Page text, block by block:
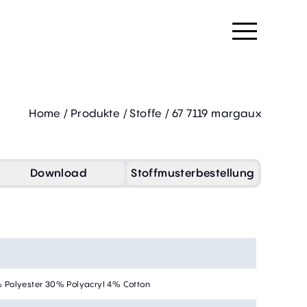
Home / Produkte / Stoffe /67 7119 margaux
Download Stoffmusterbestellung
Polyester 30% Polyacryl 4% Cotton